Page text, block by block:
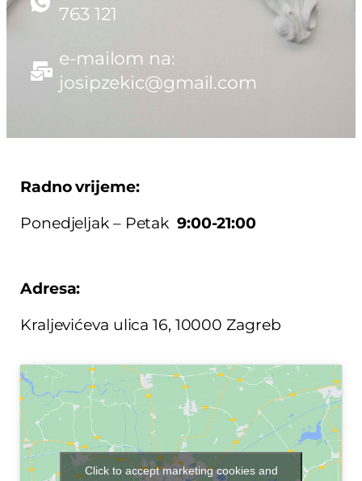
763 121
e-mailom na:
josipzekic@gmail.com
Radno vrijeme:
Ponedjeljak – Petak 9:00-21:00
Adresa:
Kraljevićeva ulica 16, 10000 Zagreb
Click to accept marketing cookies and